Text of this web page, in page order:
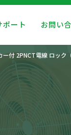
ポート お問い
付 2PNCT電線 ロック